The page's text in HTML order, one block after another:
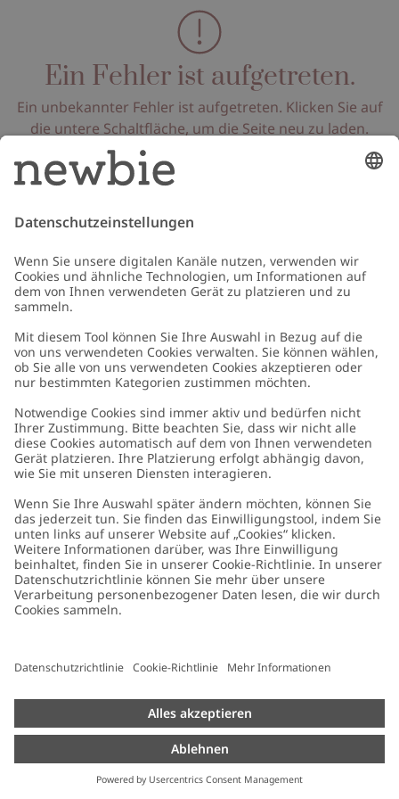
Ein Fehler ist aufgetreten.
Ein unbekannter Fehler ist aufgetreten. Klicken Sie auf
die untere Schaltfläche, um die Seite neu zu laden.
Seite neu laden